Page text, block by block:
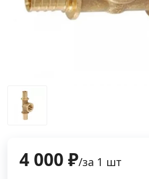
4 000 ₽/за 1 шт